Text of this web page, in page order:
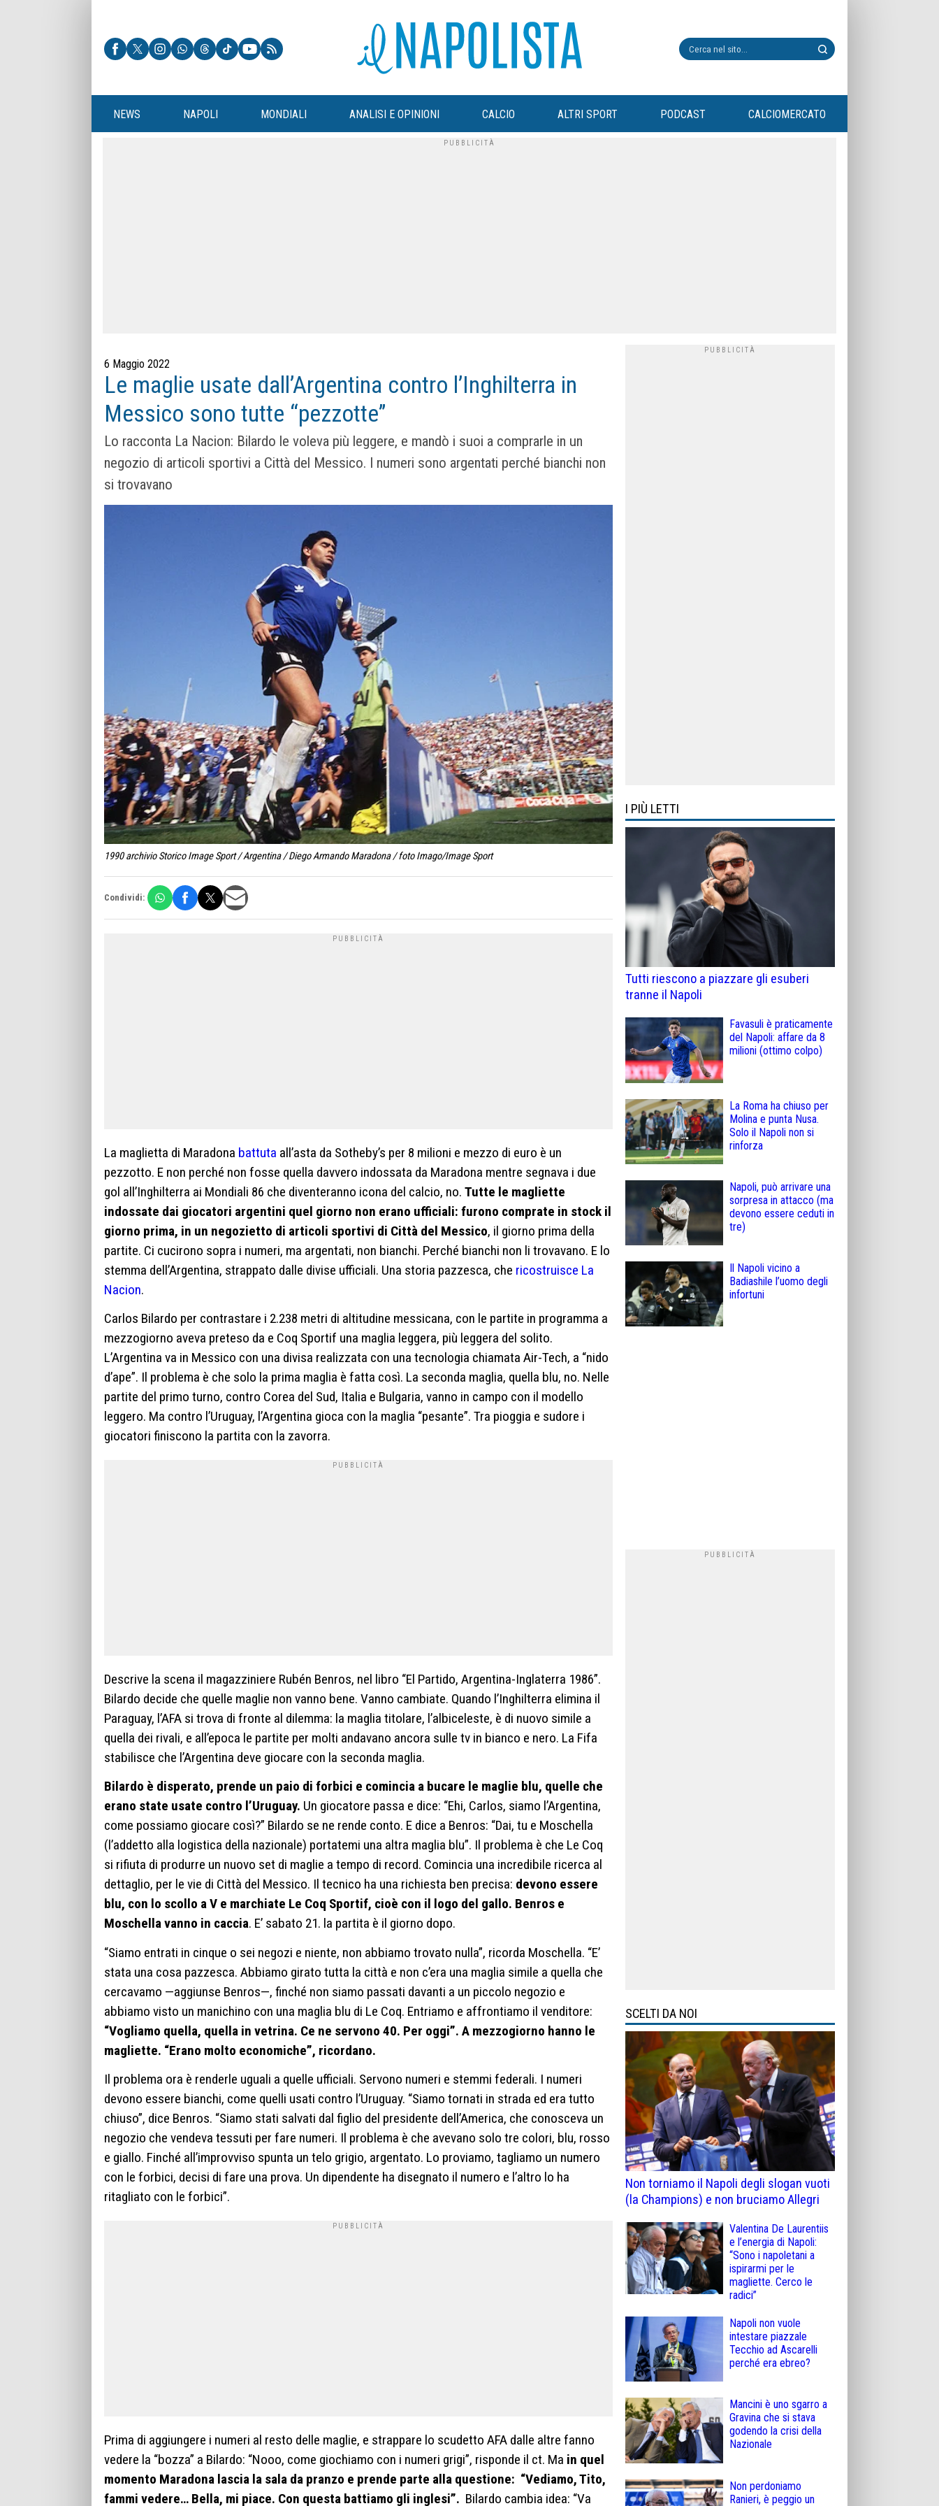
NEWS NAPOLI MONDIALI ANALISI E OPINIONI CALCIO ALTRI SPORT PODCAST CALCIOMERCATO
6 Maggio 2022
Le maglie usate dall’Argentina contro l’Inghilterra in
Messico sono tutte “pezzotte”
Lo racconta La Nacion: Bilardo le voleva più leggere, e mandò i suoi a comprarle in un
negozio di articoli sportivi a Città del Messico. I numeri sono argentati perché bianchi non
si trovavano
1990 archivio Storico Image Sport / Argentina / Diego Armando Maradona / foto Imago/Image Sport
Condividi:
La maglietta di Maradona battuta all’asta da Sotheby’s per 8 milioni e mezzo di euro è un
pezzotto. E non perché non fosse quella davvero indossata da Maradona mentre segnava i due
gol all’Inghilterra ai Mondiali 86 che diventeranno icona del calcio, no. Tutte le magliette
indossate dai giocatori argentini quel giorno non erano ufficiali: furono comprate in stock il
giorno prima, in un negozietto di articoli sportivi di Città del Messico, il giorno prima della
partite. Ci cucirono sopra i numeri, ma argentati, non bianchi. Perché bianchi non li trovavano. E lo
stemma dell’Argentina, strappato dalle divise ufficiali. Una storia pazzesca, che ricostruisce La
Nacion.
Carlos Bilardo per contrastare i 2.238 metri di altitudine messicana, con le partite in programma a
mezzogiorno aveva preteso da e Coq Sportif una maglia leggera, più leggera del solito.
L’Argentina va in Messico con una divisa realizzata con una tecnologia chiamata Air-Tech, a “nido
d’ape”. Il problema è che solo la prima maglia è fatta così. La seconda maglia, quella blu, no. Nelle
partite del primo turno, contro Corea del Sud, Italia e Bulgaria, vanno in campo con il modello
leggero. Ma contro l’Uruguay, l’Argentina gioca con la maglia “pesante”. Tra pioggia e sudore i
giocatori finiscono la partita con la zavorra.
Descrive la scena il magazziniere Rubén Benros, nel libro “El Partido, Argentina-Inglaterra 1986”.
Bilardo decide che quelle maglie non vanno bene. Vanno cambiate. Quando l’Inghilterra elimina il
Paraguay, l’AFA si trova di fronte al dilemma: la maglia titolare, l’albiceleste, è di nuovo simile a
quella dei rivali, e all’epoca le partite per molti andavano ancora sulle tv in bianco e nero. La Fifa
stabilisce che l’Argentina deve giocare con la seconda maglia.
Bilardo è disperato, prende un paio di forbici e comincia a bucare le maglie blu, quelle che
erano state usate contro l’Uruguay. Un giocatore passa e dice: “Ehi, Carlos, siamo l’Argentina,
come possiamo giocare così?” Bilardo se ne rende conto. E dice a Benros: “Dai, tu e Moschella
(l’addetto alla logistica della nazionale) portatemi una altra maglia blu”. Il problema è che Le Coq
si rifiuta di produrre un nuovo set di maglie a tempo di record. Comincia una incredibile ricerca al
dettaglio, per le vie di Città del Messico. Il tecnico ha una richiesta ben precisa: devono essere
blu, con lo scollo a V e marchiate Le Coq Sportif, cioè con il logo del gallo. Benros e
Moschella vanno in caccia. E’ sabato 21. la partita è il giorno dopo.
“Siamo entrati in cinque o sei negozi e niente, non abbiamo trovato nulla”, ricorda Moschella. “E’
stata una cosa pazzesca. Abbiamo girato tutta la città e non c’era una maglia simile a quella che
cercavamo —aggiunse Benros—, finché non siamo passati davanti a un piccolo negozio e
abbiamo visto un manichino con una maglia blu di Le Coq. Entriamo e affrontiamo il venditore:
“Vogliamo quella, quella in vetrina. Ce ne servono 40. Per oggi”. A mezzogiorno hanno le
magliette. “Erano molto economiche”, ricordano.
Il problema ora è renderle uguali a quelle ufficiali. Servono numeri e stemmi federali. I numeri
devono essere bianchi, come quelli usati contro l’Uruguay. “Siamo tornati in strada ed era tutto
chiuso”, dice Benros. “Siamo stati salvati dal figlio del presidente dell’America, che conosceva un
negozio che vendeva tessuti per fare numeri. Il problema è che avevano solo tre colori, blu, rosso
e giallo. Finché all’improvviso spunta un telo grigio, argentato. Lo proviamo, tagliamo un numero
con le forbici, decisi di fare una prova. Un dipendente ha disegnato il numero e l’altro lo ha
ritagliato con le forbici”.
Prima di aggiungere i numeri al resto delle maglie, e strappare lo scudetto AFA dalle altre fanno
vedere la “bozza” a Bilardo: “Nooo, come giochiamo con i numeri grigi”, risponde il ct. Ma in quel
momento Maradona lascia la sala da pranzo e prende parte alla questione: “Vediamo, Tito,
fammi vedere… Bella, mi piace. Con questa battiamo gli inglesi”. Bilardo cambia idea: “Va
I PIÙ LETTI
Tutti riescono a piazzare gli esuberi
tranne il Napoli
Favasuli è praticamente
del Napoli: affare da 8
milioni (ottimo colpo)
La Roma ha chiuso per
Molina e punta Nusa.
Solo il Napoli non si
rinforza
Napoli, può arrivare una
sorpresa in attacco (ma
devono essere ceduti in
tre)
Il Napoli vicino a
Badiashile l’uomo degli
infortuni
SCELTI DA NOI
Non torniamo il Napoli degli slogan vuoti
(la Champions) e non bruciamo Allegri
Valentina De Laurentiis
e l’energia di Napoli:
“Sono i napoletani a
ispirarmi per le
magliette. Cerco le
radici”
Napoli non vuole
intestare piazzale
Tecchio ad Ascarelli
perché era ebreo?
Mancini è uno sgarro a
Gravina che si stava
godendo la crisi della
Nazionale
Non perdoniamo
Ranieri, è peggio un